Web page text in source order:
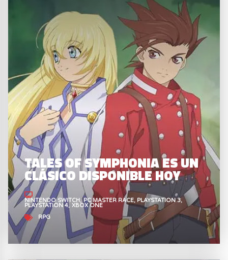
TALES OF SYMPHONIA ES UN
CLÁSICO DISPONIBLE HOY
NINTENDO SWITCH PC MASTER RACE PLAYSTATION 3
PLAYSTATION 4 XBOX ONE
RPG